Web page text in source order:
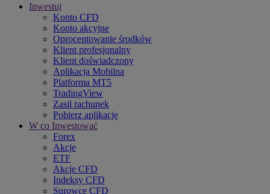
Inwestuj
Konto CFD
Konto akcyjne
Oprocentowanie środków
Klient profesjonalny
Klient doświadczony
Aplikacja Mobilna
Platforma MT5
TradingView
Zasil rachunek
Pobierz aplikację
W co Inwestować
Forex
Akcje
ETF
Akcje CFD
Indeksy CFD
Surowce CFD